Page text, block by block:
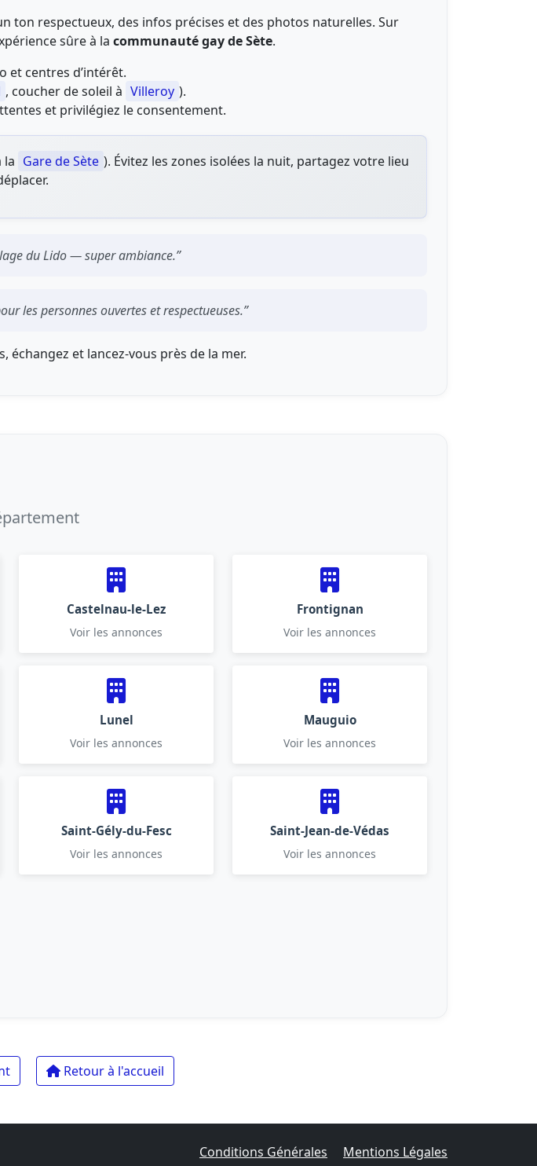
ton respectueux, des infos précises et des photos naturelles. Sur
sûre à la communauté gay de Sète.
et centres d’intérêt.
, coucher de soleil à Villeroy ).
et privilégiez le consentement.
la Gare de Sète ). Évitez les zones isolées la nuit, partagez votre lieu
du Lido — super ambiance.”
les personnes ouvertes et respectueuses.”
échangez et lancez-vous près de la mer.
Castelnau-le-Lez
Voir les annonces
Frontignan
Voir les annonces
Lunel
Voir les annonces
Mauguio
Voir les annonces
Saint-Gély-du-Fesc
Voir les annonces
Saint-Jean-de-Védas
Voir les annonces
Retour à l'accueil
Conditions Générales
Mentions Légales